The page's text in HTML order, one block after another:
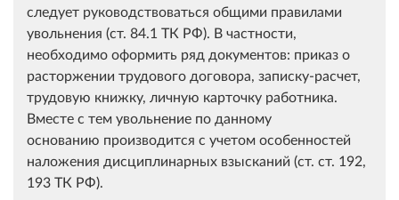
следует руководствоваться общими правилами
увольнения (ст. 84.1 ТК РФ). В частности,
необходимо оформить ряд документов: приказ о
расторжении трудового договора, записку-расчет,
трудовую книжку, личную карточку работника.
Вместе с тем увольнение по данному
основанию производится с учетом особенностей
наложения дисциплинарных взысканий (ст. ст. 192,
193 ТК РФ).